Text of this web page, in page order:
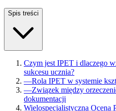
Spis treści
Czym jest IPET i dlaczego
sukcesu ucznia?
—Rola IPET w systemie
—Związek między
dokumentacji
Wielospecjalistyczna Ocena